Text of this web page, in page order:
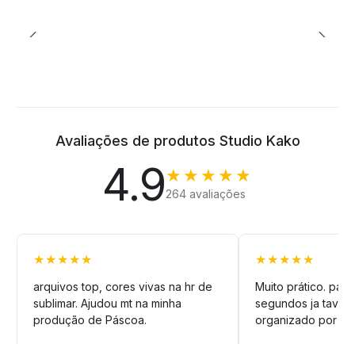
Avaliações de produtos Studio Kako
4.9★★★★★
264 avaliações
★★★★★
arquivos top, cores vivas na hr de
sublimar. Ajudou mt na minha
produção de Páscoa.
★★★★★
Muito prático.
segundos ja tava
organizado por